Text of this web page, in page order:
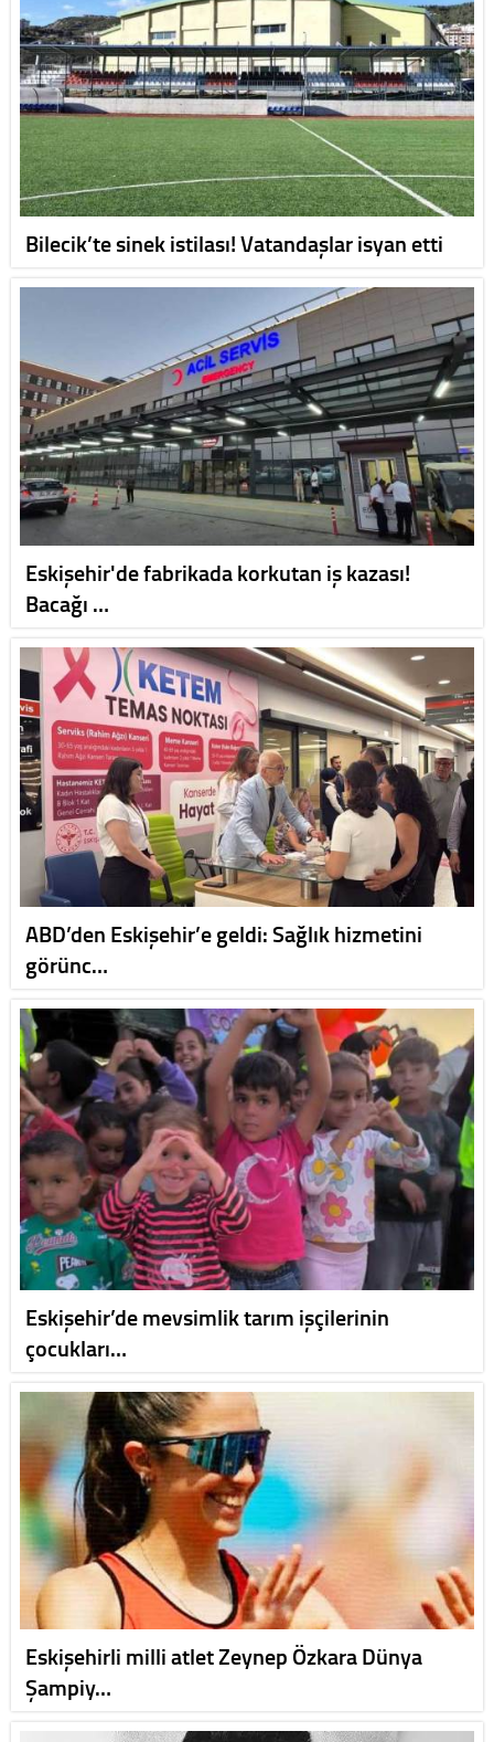
Bilecik’te sinek istilası! Vatandaşlar isyan etti
Eskişehir'de fabrikada korkutan iş kazası!
Bacağı …
ABD’den Eskişehir’e geldi: Sağlık hizmetini
görünc…
Eskişehir’de mevsimlik tarım işçilerinin
çocukları…
Eskişehirli milli atlet Zeynep Özkara Dünya
Şampiy…